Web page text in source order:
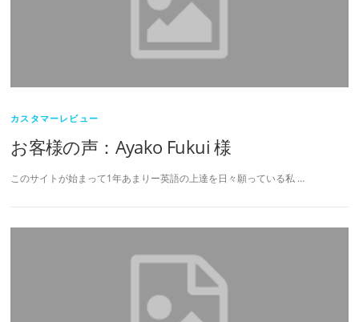
カスタマーレビュー
お客様の声：Ayako Fukui 様
このサイトが始まって1年あまりー英語の上達を日々願っている私 …